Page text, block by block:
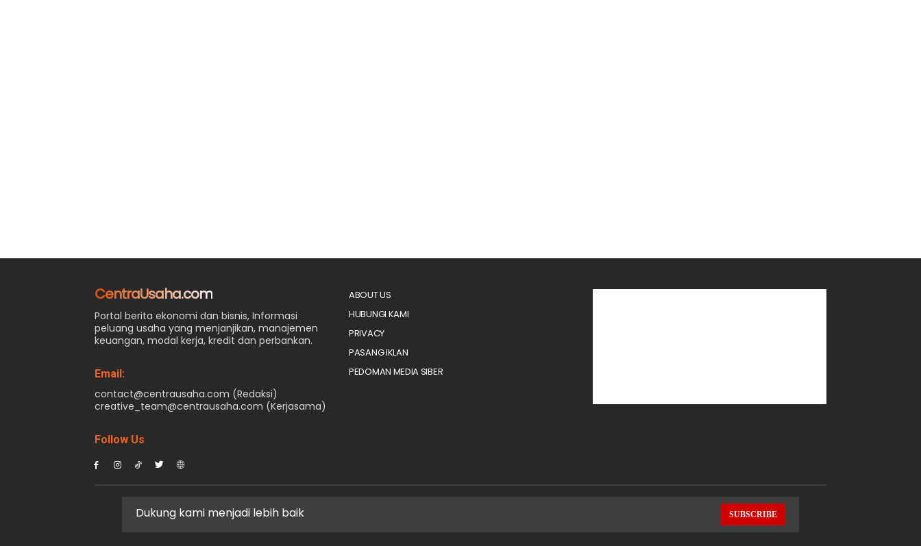
CentraUsaha.com
Portal berita ekonomi dan bisnis, Informasi
peluang usaha yang menjanjikan, manajemen
keuangan, modal kerja, kredit dan perbankan.
Email:
contact@centrausaha.com (Redaksi)
creative_team@centrausaha.com (Kerjasama)
Follow Us
ABOUT US
HUBUNGI KAMI
PRIVACY
PASANG IKLAN
PEDOMAN MEDIA SIBER
Dukung kami menjadi lebih baik SUBSCRIBE